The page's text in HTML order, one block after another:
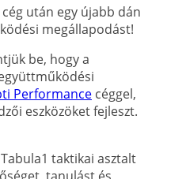
cég után egy újabb dán
megállapodást!
be, hogy a
Performance céggel,
eszközöket fejleszt.
taktikai asztalt